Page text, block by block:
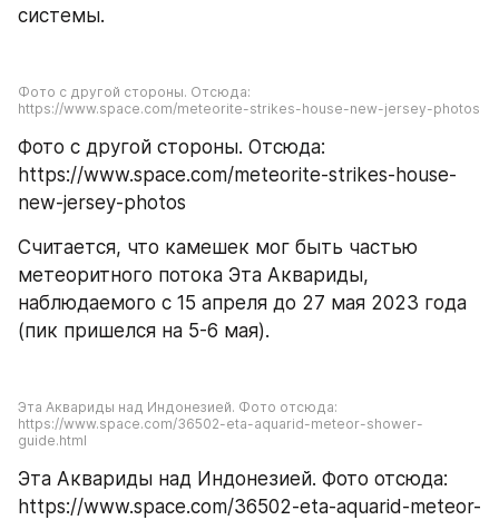
системы.
Фото с другой стороны. Отсюда:
https://www.space.com/meteorite-strikes-house-new-jersey-photos
Фото с другой стороны. Отсюда:
https://www.space.com/meteorite-strikes-house-
new-jersey-photos
Считается, что камешек мог быть частью
метеоритного потока Эта Аквариды,
наблюдаемого с 15 апреля до 27 мая 2023 года
(пик пришелся на 5-6 мая).
Эта Аквариды над Индонезией. Фото отсюда:
https://www.space.com/36502-eta-aquarid-meteor-shower-
guide.html
Эта Аквариды над Индонезией. Фото отсюда:
https://www.space.com/36502-eta-aquarid-meteor-